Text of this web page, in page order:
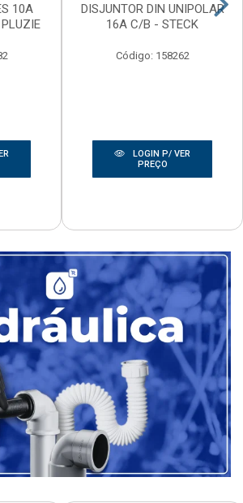
10A
DISJUNTOR DIN UNIPOLAR
16A C/B - STECK
Código: 158262
LOGIN P/ VER
PREÇO